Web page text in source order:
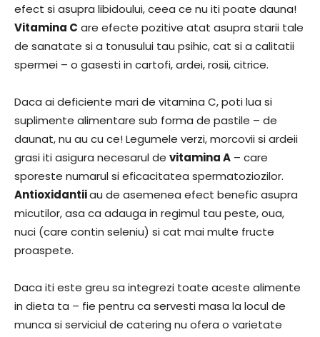
efect si asupra libidoului, ceea ce nu iti poate dauna!
Vitamina C are efecte pozitive atat asupra starii tale
de sanatate si a tonusului tau psihic, cat si a calitatii
spermei – o gasesti in cartofi, ardei, rosii, citrice.
Daca ai deficiente mari de vitamina C, poti lua si
suplimente alimentare sub forma de pastile – de
daunat, nu au cu ce! Legumele verzi, morcovii si ardeii
grasi iti asigura necesarul de vitamina A – care
sporeste numarul si eficacitatea spermatoziozilor.
Antioxidantiiau de asemenea efect benefic asupra
micutilor, asa ca adauga in regimul tau peste, oua,
nuci (care contin seleniu) si cat mai multe fructe
proaspete.
Daca iti este greu sa integrezi toate aceste alimente
in dieta ta – fie pentru ca servesti masa la locul de
munca si serviciul de catering nu ofera o varietate